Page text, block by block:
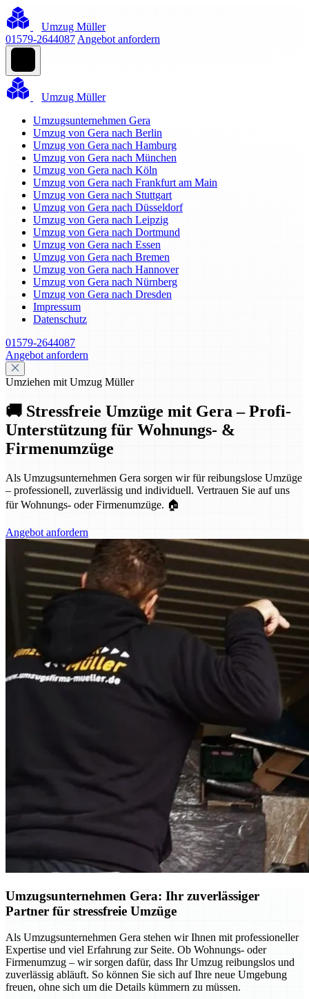
Umzug Müller
01579-2644087 Angebot anfordern
Umzug Müller
Umzugsunternehmen Gera
Umzug von Gera nach Berlin
Umzug von Gera nach Hamburg
Umzug von Gera nach München
Umzug von Gera nach Köln
Umzug von Gera nach Frankfurt am Main
Umzug von Gera nach Stuttgart
Umzug von Gera nach Düsseldorf
Umzug von Gera nach Leipzig
Umzug von Gera nach Dortmund
Umzug von Gera nach Essen
Umzug von Gera nach Bremen
Umzug von Gera nach Hannover
Umzug von Gera nach Nürnberg
Umzug von Gera nach Dresden
Impressum
Datenschutz
01579-2644087
Angebot anfordern
Umziehen mit Umzug Müller
🚚 Stressfreie Umzüge mit Gera – Profi-
Unterstützung für Wohnungs- &
Firmenumzüge
Als Umzugsunternehmen Gera sorgen wir für reibungslose Umzüge
– professionell, zuverlässig und individuell. Vertrauen Sie auf uns
für Wohnungs- oder Firmenumzüge. 🏠
Angebot anfordern
Umzugsunternehmen Gera: Ihr zuverlässiger
Partner für stressfreie Umzüge
Als Umzugsunternehmen Gera stehen wir Ihnen mit professioneller
Expertise und viel Erfahrung zur Seite. Ob Wohnungs- oder
Firmenumzug – wir sorgen dafür, dass Ihr Umzug reibungslos und
zuverlässig abläuft. So können Sie sich auf Ihre neue Umgebung
freuen, ohne sich um die Details kümmern zu müssen.